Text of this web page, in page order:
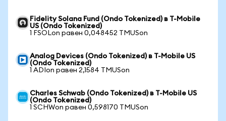
Fidelity Solana Fund (Ondo Tokenized) в T-Mobile
US (Ondo Tokenized)
1 FSOLon равен 0,048452 TMUSon
Analog Devices (Ondo Tokenized) в T-Mobile US
(Ondo Tokenized)
1 ADIon равен 2,1584 TMUSon
Charles Schwab (Ondo Tokenized) в T-Mobile US
(Ondo Tokenized)
1 SCHWon равен 0,598170 TMUSon